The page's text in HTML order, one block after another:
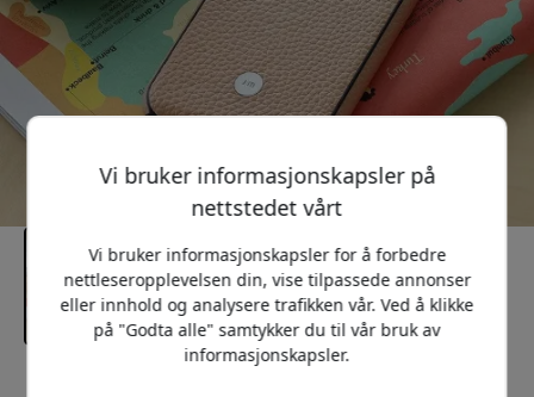
Vi bruker informasjonskapsler på
nettstedet vårt
Vi bruker informasjonskapsler for å forbedre
nettleseropplevelsen din, vise tilpassede annonser
eller innhold og analysere trafikken vår. Ved å klikke
på "Godta alle" samtykker du til vår bruk av
informasjonskapsler.